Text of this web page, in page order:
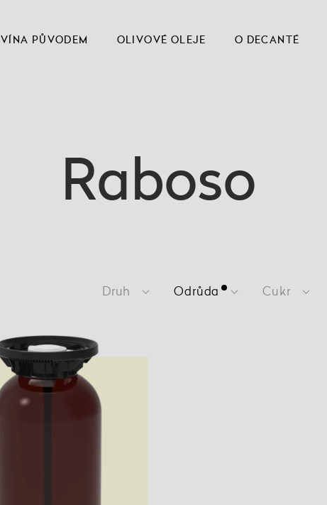
VÍNA PŮVODEM OLIVOVÉ OLEJE O DECANTÉ
Raboso
Druh Odrůda Cukr